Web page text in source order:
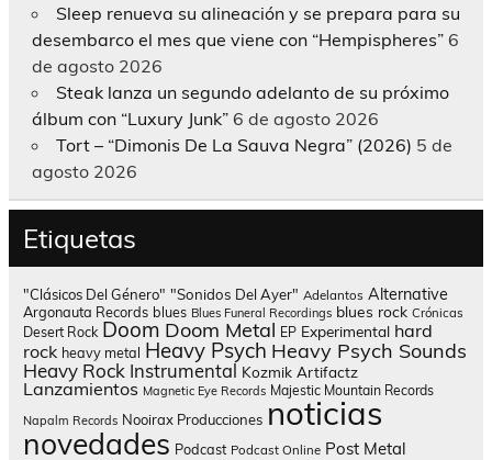
Sleep renueva su alineación y se prepara para su
desembarco el mes que viene con “Hempispheres” 6
de agosto 2026
Steak lanza un segundo adelanto de su próximo
álbum con “Luxury Junk” 6 de agosto 2026
Tort – “Dimonis De La Sauva Negra” (2026) 5 de
agosto 2026
Etiquetas
"Clásicos Del Género" "Sonidos Del Ayer" Adelantos Alternative
Argonauta Records blues Blues Funeral Recordings blues rock Crónicas
Desert Rock Doom Doom Metal EP Experimental hard
rock heavy metal Heavy Psych Heavy Psych Sounds
Heavy Rock Instrumental Kozmik Artifactz
Lanzamientos Magnetic Eye Records Majestic Mountain Records
Napalm Records Nooirax Producciones noticias
novedades Podcast Podcast Online Post Metal